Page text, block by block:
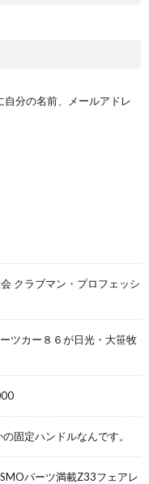
分の名前、メールアドレ
クラブマン・プロフェッシ
ツカー８６が日光・大笹牧
固定ハンドルなんです。
パーツ満載Z33フェアレ